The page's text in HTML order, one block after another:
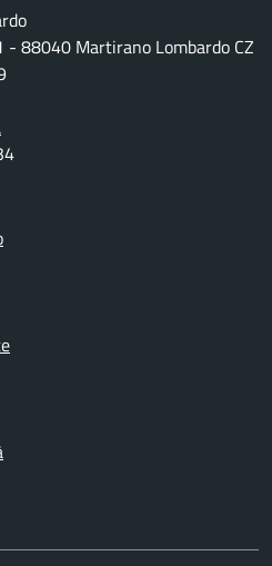
- 88040 Martirano Lombardo CZ